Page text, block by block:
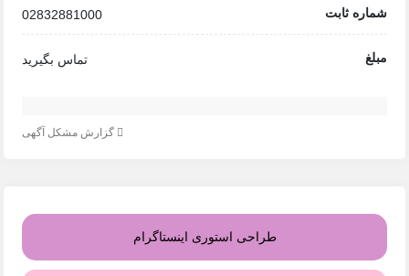
شماره ثابت 02832881000
مبلغ تماس بگیرید
گزارش مشکل آگهی
طراحی استوری اینستاگرام